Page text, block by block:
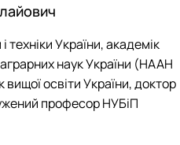
техніки України, академік
наук України (НААН
вищої освіти України, доктор
професор НУБіП